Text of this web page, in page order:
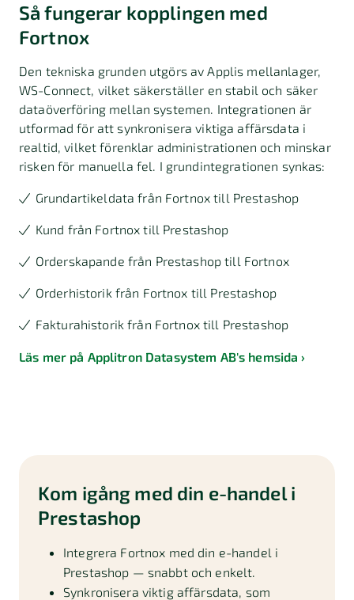
Så fungerar kopplingen med
Fortnox
Den tekniska grunden utgörs av Applis mellanlager,
WS-Connect, vilket säkerställer en stabil och säker
dataöverföring mellan systemen. Integrationen är
utformad för att synkronisera viktiga affärsdata i
realtid, vilket förenklar administrationen och minskar
risken för manuella fel. I grundintegrationen synkas:
Grundartikeldata från Fortnox till Prestashop
Kund från Fortnox till Prestashop
Orderskapande från Prestashop till Fortnox
Orderhistorik från Fortnox till Prestashop
Fakturahistorik från Fortnox till Prestashop
Läs mer på Applitron Datasystem AB's hemsida
Kom igång med din e-handel i
Prestashop
Integrera Fortnox med din e-handel i
Prestashop — snabbt och enkelt.
Synkronisera viktig affärsdata, som